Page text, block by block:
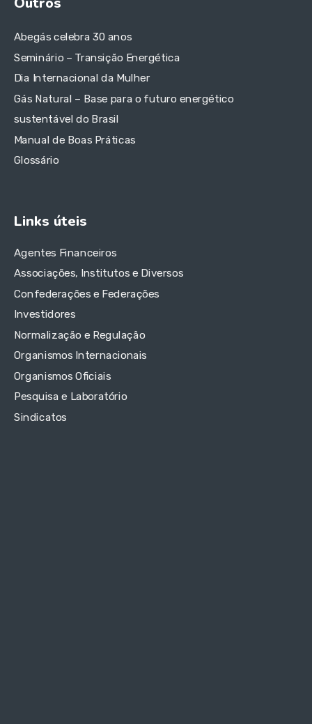
Abegás celebra 30 anos
Seminário – Transição Energética
Dia Internacional da Mulher
Gás Natural – Base para o futuro energético
sustentável do Brasil
Manual de Boas Práticas
Glossário
Links úteis
Agentes Financeiros
Associações, Institutos e Diversos
Confederações e Federações
Investidores
Normalização e Regulação
Organismos Internacionais
Organismos Oficiais
Pesquisa e Laboratório
Sindicatos